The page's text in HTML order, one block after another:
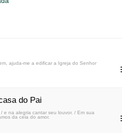
ajuda-me a edificar a Igreja do Senhor
do Pai
e na alegria cantar seu louvor. / Em sua
da ceia do amor.